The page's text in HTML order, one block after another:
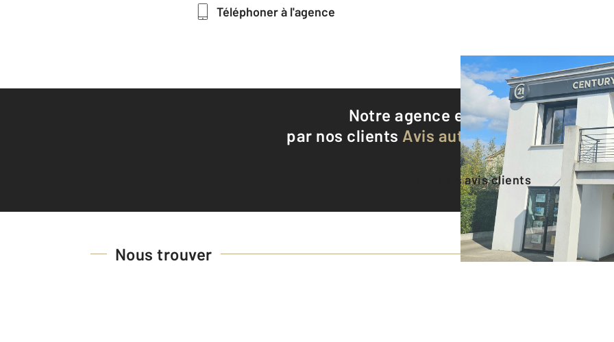
Téléphoner à l'agence
Notre agence est notée
9,1/10
par nos clients Avis authentifiés par
Voir tous les avis clients
Nous trouver